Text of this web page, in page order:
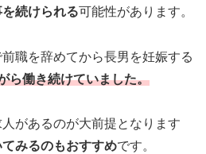
続けられる可能性があります。
職を辞めてから長男を妊娠する
ら働き続けていました。
があるのが大前提となります
みるのもおすすめです。